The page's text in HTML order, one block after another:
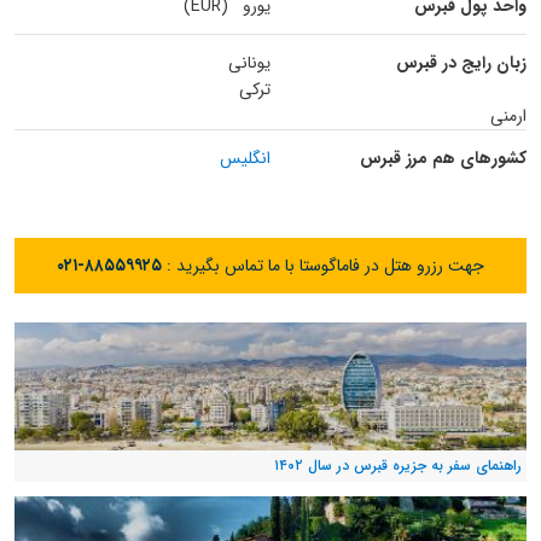
واحد پول قبرس یورو (EUR)
زبان رایج در قبرس
یونانی
ترکی
ارمنی
کشورهای هم مرز قبرس
انگلیس
جهت رزرو هتل در فاماگوستا با ما تماس بگیرید : ۰۲۱-۸۸۵۵۹۹۲۵
راهنمای سفر به جزیره قبرس در سال ۱۴۰۲